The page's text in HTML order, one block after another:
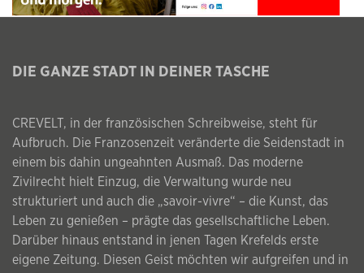
DIE GANZE STADT IN DEINER TASCHE
CREVELT, in der französischen Schreibweise, steht für
Aufbruch. Die Franzosenzeit veränderte die Seidenstadt in
einem bis dahin ungeahnten Ausmaß. Das moderne
Zivilrecht hielt Einzug, die Verwaltung wurde neu
strukturiert und auch die „savoir-vivre“ – die Kunst, das
Leben zu genießen – prägte das gesellschaftliche Leben.
Darüber hinaus entstand in jenen Tagen Krefelds erste
eigene Zeitung. Diesen Geist möchten wir aufgreifen und in